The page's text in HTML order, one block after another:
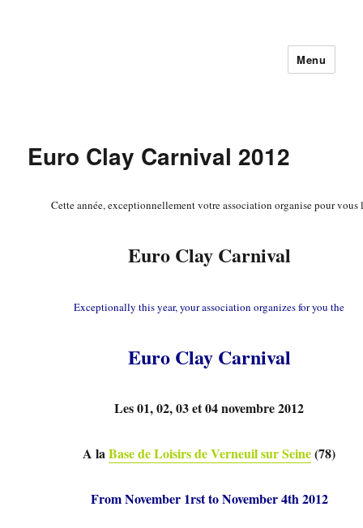
Menu
Euro Clay Carnival 2012
Cette année, exceptionnellement votre association organise pour vous
Euro Clay Carnival
Exceptionally this year, your association organizes for you the
Euro Clay Carnival
Les 01, 02, 03 et 04 novembre 2012
A laBase de Loisirs de Verneuil sur Seine(78)
From November 1rst to November 4th 2012